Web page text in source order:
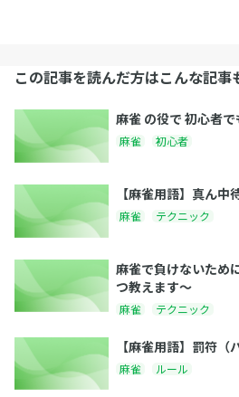
この記事を読んだ方はこんな記事
麻雀 の役で 初心者
麻雀 初心者
【麻雀用語】真ん中
麻雀 テクニック
麻雀で負けないため
つ教えます〜
麻雀 テクニック
【麻雀用語】罰符
麻雀 ルール